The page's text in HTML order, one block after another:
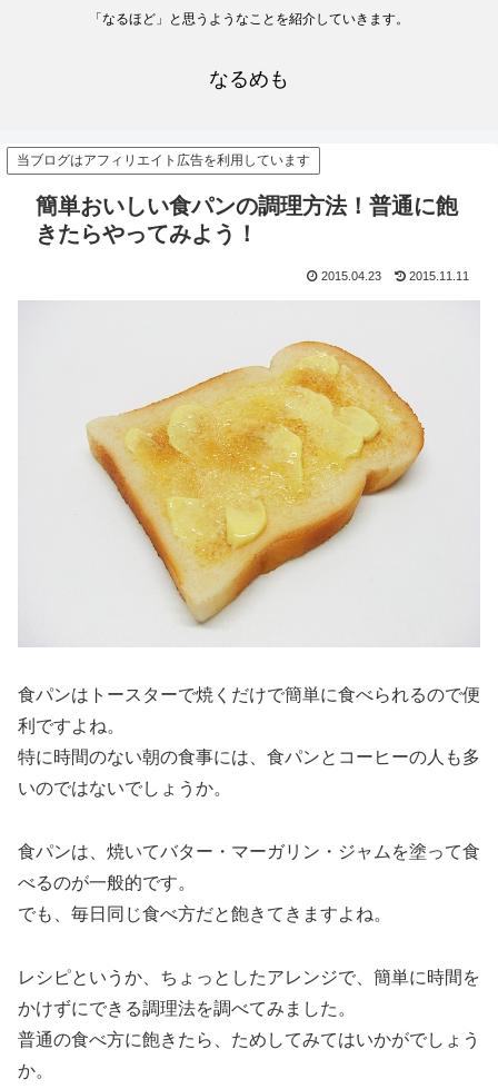
「なるほど」と思うようなことを紹介していきます。
なるめも
当ブログはアフィリエイト広告を利用しています
簡単おいしい食パンの調理方法！普通に飽
きたらやってみよう！
2015.04.23 2015.11.11
食パンはトースターで焼くだけで簡単に食べられるので便
利ですよね。
特に時間のない朝の食事には、食パンとコーヒーの人も多
いのではないでしょうか。
食パンは、焼いてバター・マーガリン・ジャムを塗って食
べるのが一般的です。
でも、毎日同じ食べ方だと飽きてきますよね。
レシピというか、ちょっとしたアレンジで、簡単に時間を
かけずにできる調理法を調べてみました。
普通の食べ方に飽きたら、ためしてみてはいかがでしょう
か。